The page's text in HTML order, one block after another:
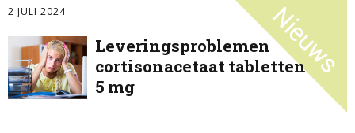
2 JULI 2024
Leveringsproblemen
cortisonacetaat tabletten
5 mg